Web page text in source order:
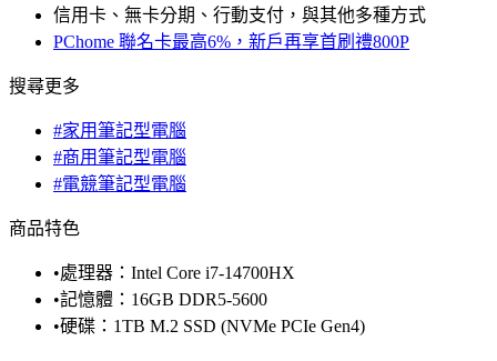
信用卡、無卡分期、行動支付，與其他多種方式
PChome 聯名卡最高6%，新戶再享首刷禮800P
搜尋更多
#家用筆記型電腦
#商用筆記型電腦
#電競筆記型電腦
商品特色
•處理器：Intel Core i7-14700HX
•記憶體：16GB DDR5-5600
•硬碟：1TB M.2 SSD (NVMe PCIe Gen4)